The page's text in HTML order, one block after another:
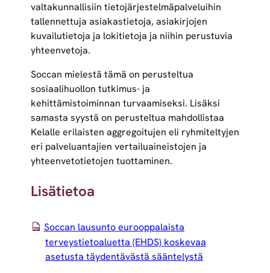
valtakunnallisiin tietojärjestelmäpalveluihin
tallennettuja asiakastietoja, asiakirjojen
kuvailutietoja ja lokitietoja ja niihin perustuvia
yhteenvetoja.
Soccan mielestä tämä on perusteltua
sosiaalihuollon tutkimus- ja
kehittämistoiminnan turvaamiseksi. Lisäksi
samasta syystä on perusteltua mahdollistaa
Kelalle erilaisten aggregoitujen eli ryhmiteltyjen
eri palveluantajien vertailuaineistojen ja
yhteenvetotietojen tuottaminen.
Lisätietoa
Soccan lausunto eurooppalaista
terveystietoaluetta (EHDS) koskevaa
asetusta täydentävästä sääntelystä